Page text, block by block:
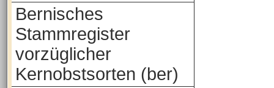
Bernisches
Stammregister
vorzüglicher
Kernobstsorten (ber)